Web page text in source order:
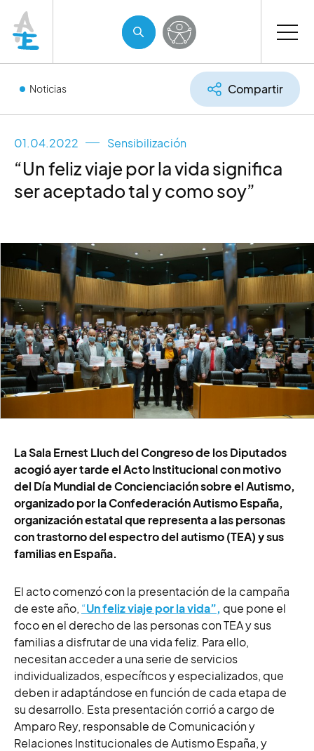
Noticias Compartir
01.04.2022 Sensibilización
“Un feliz viaje por la vida significa
ser aceptado tal y como soy”
La Sala Ernest Lluch del Congreso de los Diputados
acogió ayer tarde el Acto Institucional con motivo
del Día Mundial de Concienciación sobre el Autismo,
organizado por la Confederación Autismo España,
organización estatal que representa a las personas
con trastorno del espectro del autismo (TEA) y sus
familias en España.
El acto comenzó con la presentación de la campaña
de este año, “Un feliz viaje por la vida”, que pone el
foco en el derecho de las personas con TEA y sus
familias a disfrutar de una vida feliz. Para ello,
necesitan acceder a una serie de servicios
individualizados, específicos y especializados, que
deben ir adaptándose en función de cada etapa de
su desarrollo. Esta presentación corrió a cargo de
Amparo Rey, responsable de Comunicación y
Relaciones Institucionales de Autismo España, y